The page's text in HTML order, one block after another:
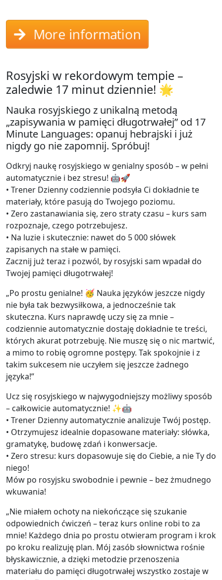
More information
Rosyjski w rekordowym tempie –
zaledwie 17 minut dziennie! 🌟
Nauka rosyjskiego z unikalną metodą
„zapisywania w pamięci długotrwałej” od 17
Minute Languages: opanuj hebrajski i już
nigdy go nie zapomnij. Spróbuj!
Odkryj naukę rosyjskiego w genialny sposób – w pełni
automatycznie i bez stresu! 🤖🚀
• Trener Dzienny codziennie podsyła Ci dokładnie te
materiały, które pasują do Twojego poziomu.
• Zero zastanawiania się, zero straty czasu – kurs sam
rozpoznaje, czego potrzebujesz.
• Na luzie i skutecznie: nawet do 5 000 słówek
zapisanych na stałe w pamięci.
Zacznij już teraz i pozwól, by rosyjski sam wpadał do
Twojej pamięci długotrwałej!
„Po prostu genialne! 🥳 Nauka języków jeszcze nigdy
nie była tak bezwysiłkowa, a jednocześnie tak
skuteczna. Kurs naprawdę uczy się za mnie –
codziennie automatycznie dostaję dokładnie te treści,
których akurat potrzebuję. Nie muszę się o nic martwić,
a mimo to robię ogromne postępy. Tak spokojnie i z
takim sukcesem nie uczyłem się jeszcze żadnego
języka!”
Ucz się rosyjskiego w najwygodniejszy możliwy sposób
– całkowicie automatycznie! ✨🤖
• Trener Dzienny automatycznie analizuje Twój postęp.
• Otrzymujesz idealnie dopasowane materiały: słówka,
gramatykę, budowę zdań i konwersacje.
• Zero stresu: kurs dopasowuje się do Ciebie, a nie Ty do
niego!
Mów po rosyjsku swobodnie i pewnie – bez żmudnego
wkuwania!
„Nie miałem ochoty na niekończące się szukanie
odpowiednich ćwiczeń – teraz kurs online robi to za
mnie! Każdego dnia po prostu otwieram program i krok
po kroku realizuję plan. Mój zasób słownictwa rośnie
błyskawicznie, a dzięki metodzie przenoszenia
materiału do pamięci długotrwałej wszystko zostaje w